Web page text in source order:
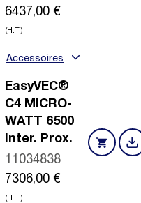
6437,00 €
(H.T.)
Accessoires
EasyVEC®
C4 MICRO-
WATT 6500
Inter. Prox.
11034838
7306,00 €
(H.T.)